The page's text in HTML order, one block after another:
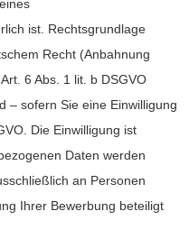
ist. Rechtsgrundlage
Recht (Anbahnung
6 Abs. 1 lit. b DSGVO
– sofern Sie eine Einwilligung
Die Einwilligung ist
Daten werden
an Personen
Ihrer Bewerbung beteiligt